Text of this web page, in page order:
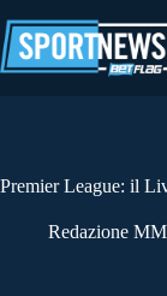
al
contenuto
Premier League: il
Redazione